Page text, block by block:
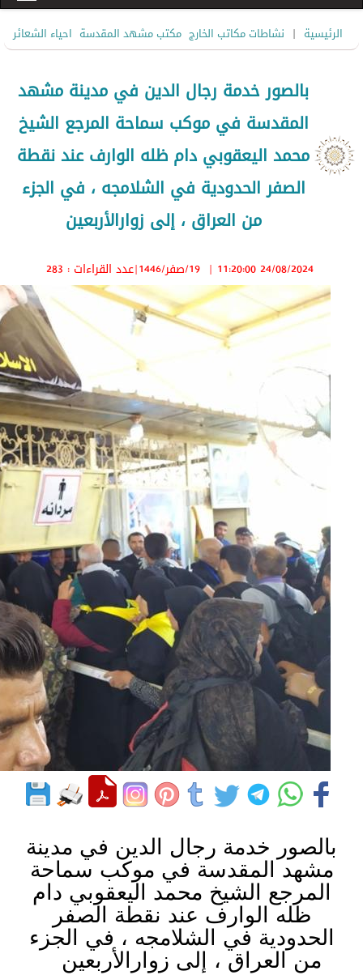
الرئيسية | نشاطات مكاتب الخارج مكتب مشهد المقدسة احياء الشعائر
بالصور خدمة رجال الدين في مدينة مشهد
المقدسة في موكب سماحة المرجع الشيخ
محمد اليعقوبي دام ظله الوارف عند نقطة
الصفر الحدودية في الشلامجه ، في الجزء
من العراق ، إلى زوارالأربعين
24/08/2024 11:20:00
| 19/صفر/1446 |عدد القراءات : 283
بالصور خدمة رجال الدين في مدينة
مشهد المقدسة في موكب سماحة
المرجع الشيخ محمد اليعقوبي دام
ظله الوارف عند نقطة الصفر
الحدودية في الشلامجه ، في الجزء
من العراق ، إلى زوارالأربعين